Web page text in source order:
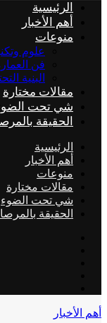
الرئيسية
أهم الأخبار
منوعات
علوم
فن
البنية
مقالات مختارة
شي تحت
الحقيقة
الرئيسية
أهم الأخبار
منوعات
مقالات مختارة
شي تحت الضوء
الحقيقة
أهم الأخبار